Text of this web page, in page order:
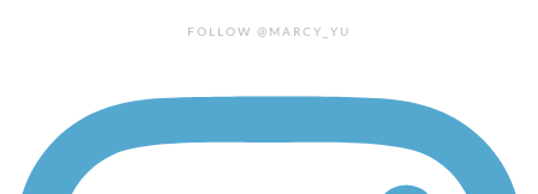
FOLLOW @MARCY_YU